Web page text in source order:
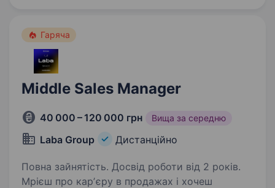
Гаряча
Middle Sales Manager
40 000 – 120 000 грн Вища за середню
Laba Group Дистанційно
Повна зайнятість. Досвід роботи від 2 років.
Мрієш про карʼєру в продажах і хочеш